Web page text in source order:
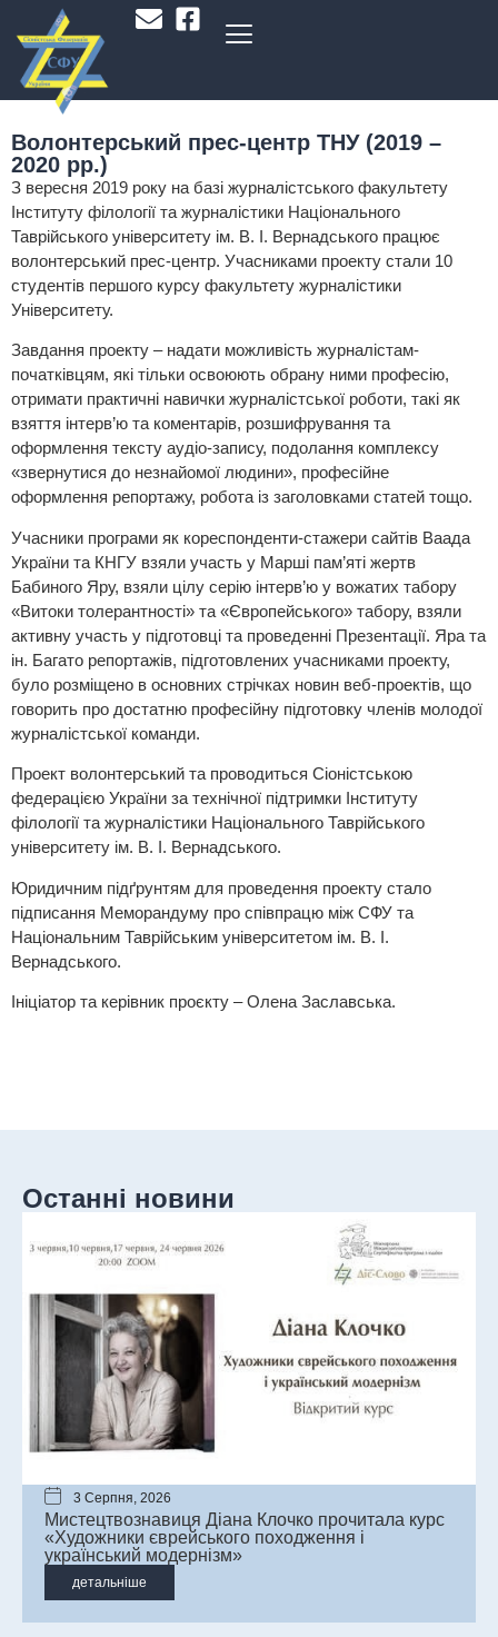
Волонтерський прес-центр ТНУ (2019 –
2020 рр.)
З вересня 2019 року на базі журналістського факультету
Інституту філології та журналістики Національного
Таврійського університету ім. В. І. Вернадського працює
волонтерський прес-центр. Учасниками проекту стали 10
студентів першого курсу факультету журналістики
Університету.
Завдання проекту – надати можливість журналістам-
початківцям, які тільки освоюють обрану ними професію,
отримати практичні навички журналістської роботи, такі як
взяття інтерв’ю та коментарів, розшифрування та
оформлення тексту аудіо-запису, подолання комплексу
«звернутися до незнайомої людини», професійне
оформлення репортажу, робота із заголовками статей тощо.
Учасники програми як кореспонденти-стажери сайтів Ваада
України та КНГУ взяли участь у Марші пам’яті жертв
Бабиного Яру, взяли цілу серію інтерв’ю у вожатих табору
«Витоки толерантності» та «Європейського» табору, взяли
активну участь у підготовці та проведенні Презентації. Яра та
ін. Багато репортажів, підготовлених учасниками проекту,
було розміщено в основних стрічках новин веб-проектів, що
говорить про достатню професійну підготовку членів молодої
журналістської команди.
Проект волонтерський та проводиться Сіоністською
федерацією України за технічної підтримки Інституту
філології та журналістики Національного Таврійського
університету ім. В. І. Вернадського.
Юридичним підґрунтям для проведення проекту стало
підписання Меморандуму про співпрацю між СФУ та
Національним Таврійським університетом ім. В. І.
Вернадського.
Ініціатор та керівник проєкту – Олена Заславська.
Останні новини
3 Серпня, 2026
Мистецтвознавиця Діана Клочко прочитала курс
«Художники єврейського походження і
український модернізм»
детальніше